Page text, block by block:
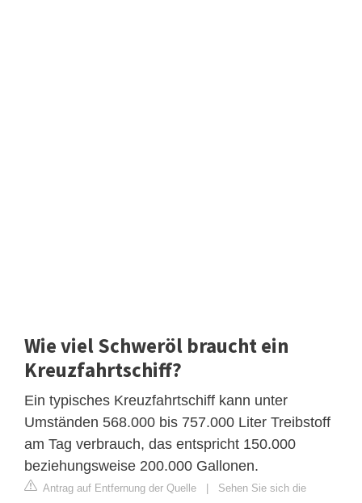
Wie viel Schweröl braucht ein
Kreuzfahrtschiff?
Ein typisches Kreuzfahrtschiff kann unter
Umständen 568.000 bis 757.000 Liter Treibstoff
am Tag verbrauch, das entspricht 150.000
beziehungsweise 200.000 Gallonen.
Antrag auf Entfernung der Quelle | Sehen Sie sich die